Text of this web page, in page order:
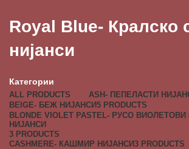
Royal Blue- Кралско
нијанси
Категории
ALL PRODUCTS ASH- ПЕПЕЛАСТИ
BEIGE- БЕЖ НИЈАНСИ5 PRODUCTS
BLONDE VIOLET PASTEL- РУСО
НИЈАНСИ
3 PRODUCTS
CASHMERE- КАШМИР НИЈАНСИ3 PRODUCTS